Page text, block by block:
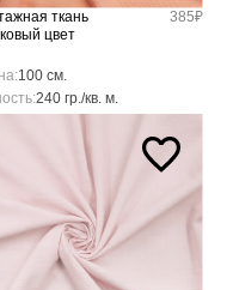
ткань
цвет
385₽
100 см.
240 гр./кв. м.